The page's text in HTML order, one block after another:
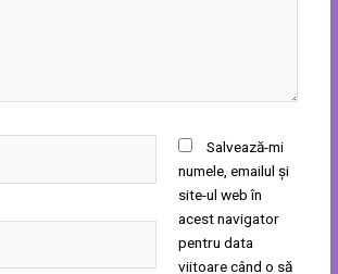
Salvează-mi
numele, emailul și
site-ul web în
acest navigator
pentru data
viitoare când o să